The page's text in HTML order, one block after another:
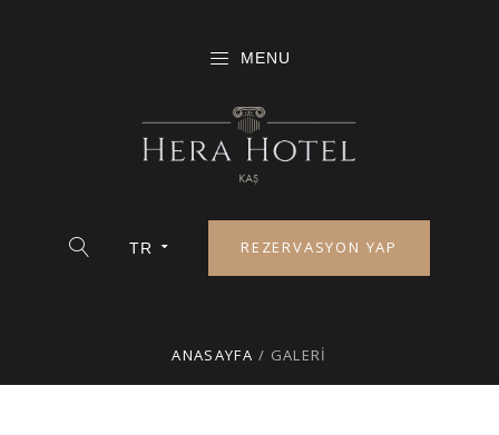
MENU
TR REZERVASYON YAP
ANASAYFA / GALERI